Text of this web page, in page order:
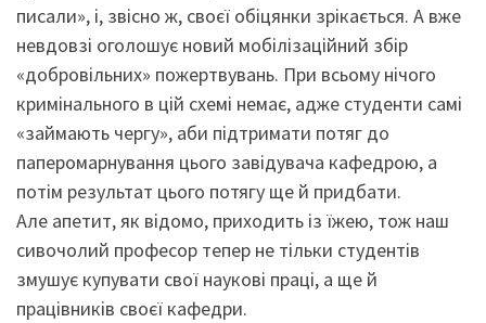
писали», і, звісно ж, своєї обіцянки зрікається. А вже
невдовзі оголошує новий мобілізаційний збір
«добровільних» пожертвувань. При всьому нічого
кримінального в цій схемі немає, адже студенти самі
«займають чергу», аби підтримати потяг до
паперомарнування цього завідувача кафедрою, а
потім результат цього потягу ще й придбати.
Але апетит, як відомо, приходить із їжею, тож наш
сивочолий професор тепер не тільки студентів
змушує купувати свої наукові праці, а ще й
працівників своєї кафедри.